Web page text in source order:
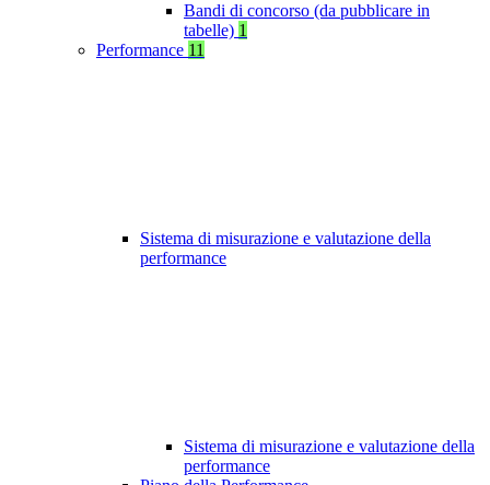
Bandi di concorso (da pubblicare in
tabelle) 1
Performance 11
Sistema di misurazione e valutazione della
performance
Sistema di misurazione e valutazione della
performance